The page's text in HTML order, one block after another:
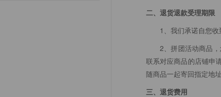
二、退货退款受理期限
1、我们承诺自您
2、拼团活动商品
联系对应商品的店铺申
随商品一起寄回指定地
三、退货费用